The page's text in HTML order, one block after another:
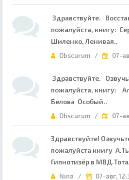
Здравствуйте.
пожалуйста, книгу:
Шиленко, Ленивая..
Obscurum / 07-
Здравствуйте.
пожалуйста, книгу:
Белова Особый..
Obscurum / 07-
Здравствуйте!
пожалуйста книгу
Гипнотизёр в
Nina / 07-авг,